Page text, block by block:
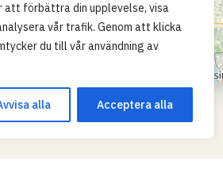
att förbättra din upplevelse, visa
vår trafik. Genom att klicka
du till vår användning av
alla Acceptera alla